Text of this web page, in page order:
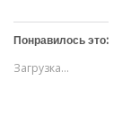
и
т
е
ч
и
т
е
Понравилось это:
Загрузка...